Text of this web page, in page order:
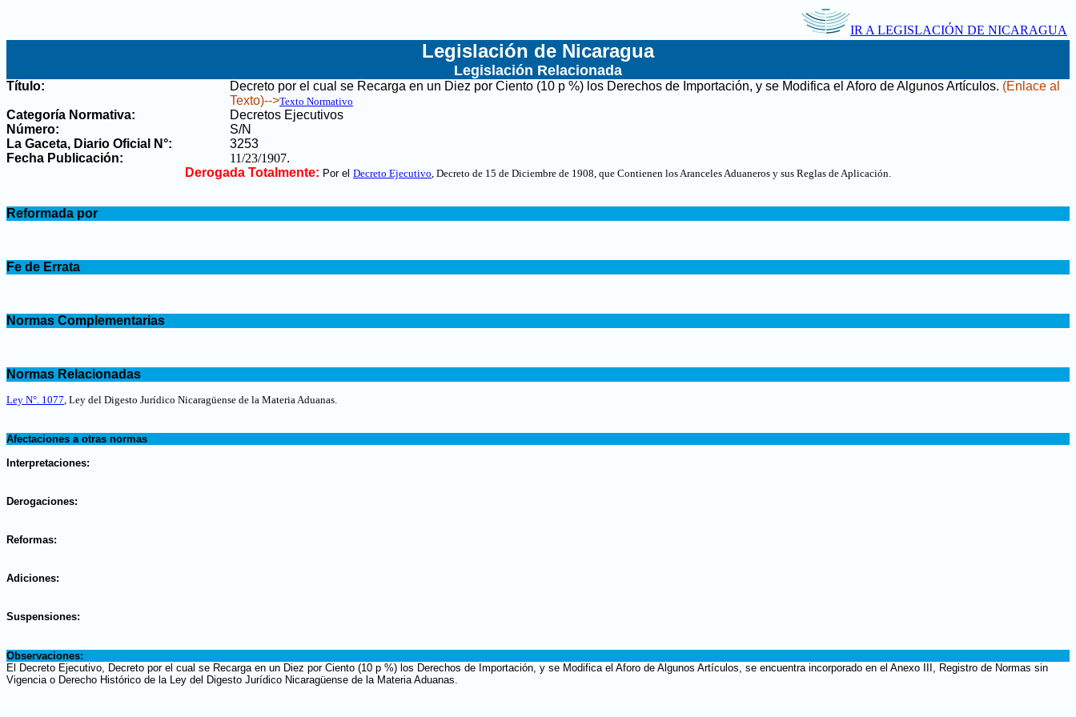
IR A LEGISLACIÓN DE NICARAGUA
Legislación de Nicaragua
Legislación Relacionada
Título: Decreto por el cual se Recarga en un Diez por Ciento (10 p %) los Derechos de Importación, y se Modifica el Aforo de Algunos Artículos. (Enlace al
Texto)-->Texto Normativo
Categoría Normativa:
Decretos Ejecutivos
Número:
S/N
La Gaceta, Diario Oficial N°:
3253
Fecha Publicación:
11/23/1907.
Derogada Totalmente: Por el Decreto Ejecutivo, Decreto de 15 de Diciembre de 1908, que Contienen los Aranceles Aduaneros y sus Reglas de Aplicación.
Reformada por
Fe de Errata
Normas Complementarias
Normas Relacionadas
Ley N°. 1077, Ley del Digesto Jurídico Nicaragüense de la Materia Aduanas.
Afectaciones a otras normas
Interpretaciones:
Derogaciones:
Reformas:
Adiciones:
Suspensiones:
Observaciones:
El Decreto Ejecutivo, Decreto por el cual se Recarga en un Diez por Ciento (10 p %) los Derechos de Importación, y se Modifica el Aforo de Algunos Artículos, se encuentra incorporado en el Anexo III, Registro de Normas sin
Vigencia o Derecho Histórico de la Ley del Digesto Jurídico Nicaragüense de la Materia Aduanas.